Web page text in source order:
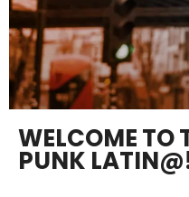
WELCOME TO
PUNK